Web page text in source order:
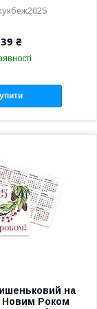
₴
на
Новим Роком